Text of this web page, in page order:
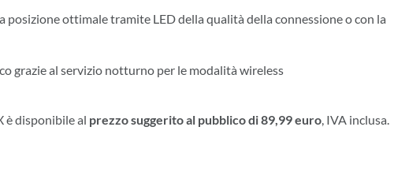
posizione ottimale tramite LED della qualità della connessione o con la
grazie al servizio notturno per le modalità wireless
è disponibile al prezzo suggerito al pubblico di 89,99 euro, IVA inclusa.